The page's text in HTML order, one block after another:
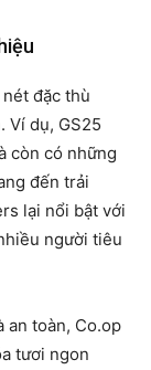
đặc thù
Ví dụ, GS25
còn có những
đến trải
lại nổi bật với
người tiêu
an toàn, Co.op
tươi ngon